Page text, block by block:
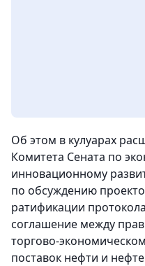
Об этом в кулуарах
Комитета Сената по
инновационному
по обсуждению
ратификации
соглашение между
торгово-
поставок нефти и